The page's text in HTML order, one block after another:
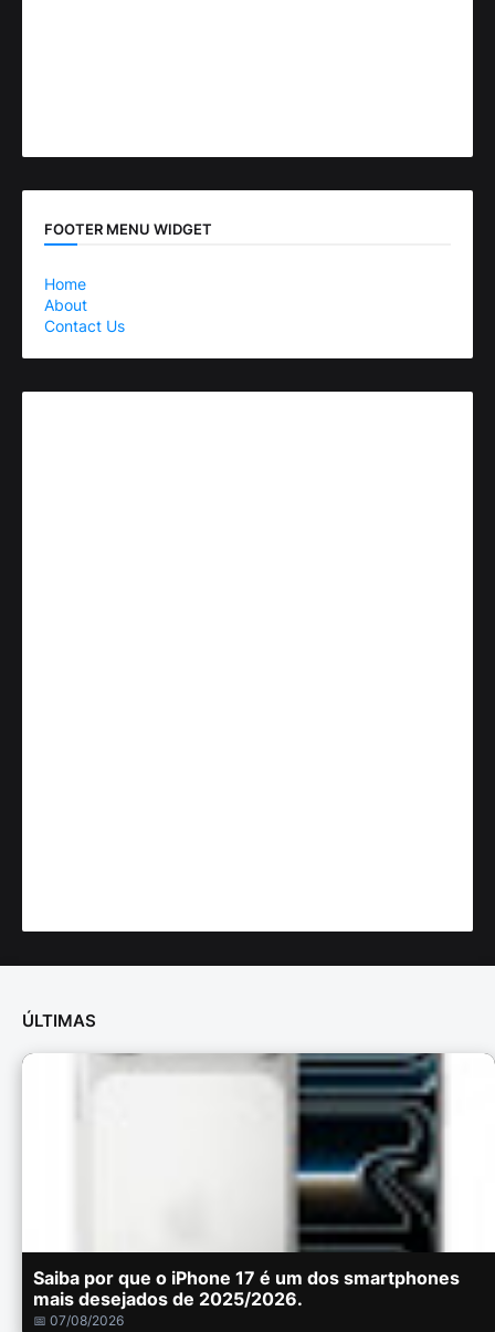
FOOTER MENU WIDGET
Home
About
Contact Us
ÚLTIMAS
Saiba por que o iPhone 17 é um dos smartphones
mais desejados de 2025/2026.
📅 07/08/2026